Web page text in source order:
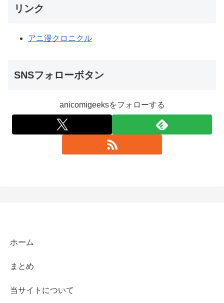
リンク
アニ漫クロニクル
SNSフォローボタン
anicomigeeksをフォローする
ホーム
まとめ
当サイトについて